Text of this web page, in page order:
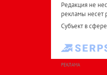
Редакция не
рекламы несет
Субъект в
РЕКЛАМА